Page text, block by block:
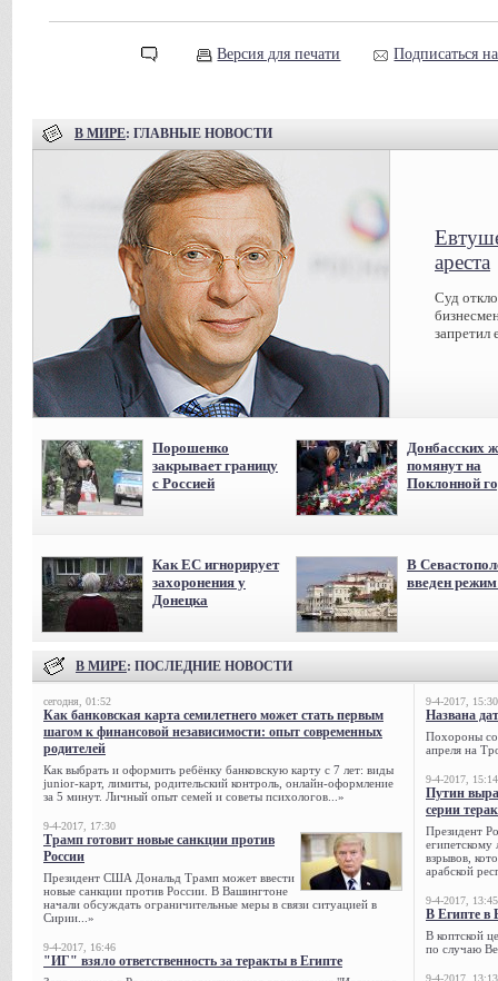
Версия для печати Подписаться
В МИРЕ: ГЛАВНЫЕ НОВОСТИ
ареста
Суд
запретил
Порошенко
закрывает границу
с Россией
Донбасских
помянут на
Поклонной
Как ЕС игнорирует
захоронения у
Донецка
В
введен
В МИРЕ: ПОСЛЕДНИЕ НОВОСТИ
сегодня, 01:52
Как банковская карта семилетнего может стать первым
шагом к финансовой независимости: опыт современных
родителей
Как выбрать и оформить ребёнку банковскую карту с 7 лет: виды
junior-карт, лимиты, родительский контроль, онлайн-оформление
за 5 минут. Личный опыт семей и советы психологов...»
9-4-2017, 17:30
Трамп готовит новые санкции против
России
Президент США Дональд Трамп может ввести
новые санкции против России. В Вашингтоне
начали обсуждать ограничительные меры в связи ситуацией в
Сирии...»
9-4-2017, 16:46
"ИГ" взяло ответственность за теракты в Египте
9-4-2017, 15:30
Названа
Похороны
апреля на
9-4-2017, 15:14
Путин
серии
Президент
египетскому
взрывов,
арабской
9-4-2017, 13:45
В Египте в
В коптской
по случаю
9-4-2017, 13:13